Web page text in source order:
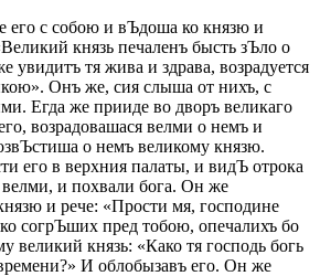
его с собою и вЪдоша ко князю и
князь печаленъ бысть зЪло о
тя жива и здрава, возрадуется
Онъ же, сия слыша от нихъ, с
Егда же прииде во дворъ великаго
возрадовашася велми о немъ и
о немъ великому князю.
его в верхния палаты, и видЪ отрока
велми, и похвали бога. Он же
и рече: «Прости мя, господине
согрЪших пред тобою, опечалихъ бо
великий князь: «Како тя господь богь
И облобызавъ его. Он же